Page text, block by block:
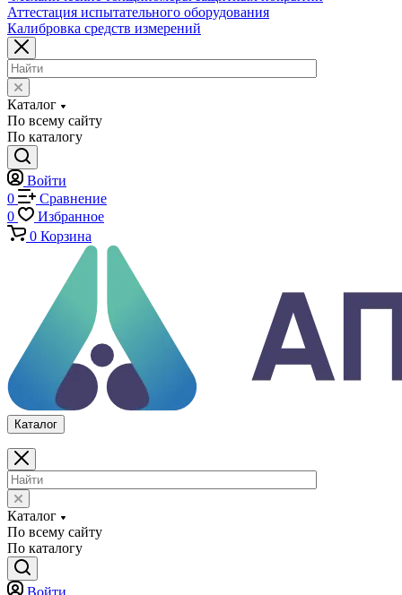
Машины на кручение
Машины на изгиб
Копры маятниковые
Оснастка и приспособления для испытаний
Испытательные прессы
Специализированные машины
Климатические камеры
Механические толщиномеры защитных покрытий
Аттестация испытательного оборудования
Калибровка средств измерений
Каталог
По всему сайту
По каталогу
Войти
Сравнение
Избранное
Корзина
Каталог